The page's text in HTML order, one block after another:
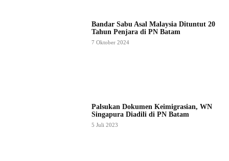
Bandar Sabu Asal Malaysia Dituntut 20
Tahun Penjara di PN Batam
7 Oktober 2024
Palsukan Dokumen Keimigrasian, WN
Singapura Diadili di PN Batam
5 Juli 2023